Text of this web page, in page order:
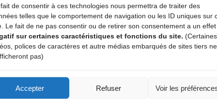
de consentir à ces technologies nous permettra de traiter des
telles que le comportement de navigation ou les ID uniques sur
Le fait de ne pas consentir ou de retirer son consentement a un effet
sur certaines caractéristiques et fonctions du site. (Certaines
polices de caractères et autre médias embarqués de sites tiers ne
pas)
Accepter Refuser Voir les
obligatoires sont indiqués avec